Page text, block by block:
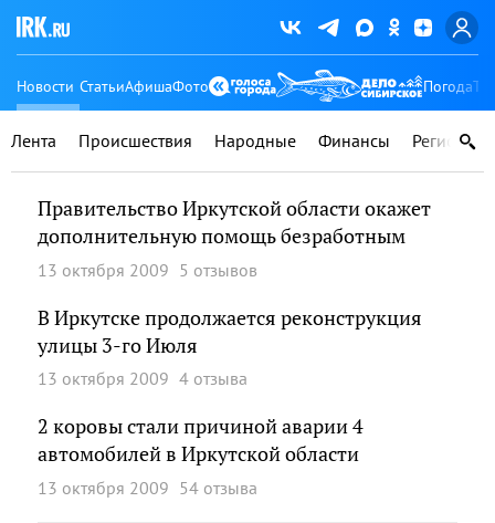
Новости СтатьиАфишаФото Погода
Лента Происшествия Народные Финансы Регионы
Правительство Иркутской области окажет
дополнительную помощь безработным
13 октября 2009 5 отзывов
В Иркутске продолжается реконструкция
улицы 3-го Июля
13 октября 2009 4 отзыва
2 коровы стали причиной аварии 4
автомобилей в Иркутской области
13 октября 2009 54 отзыва